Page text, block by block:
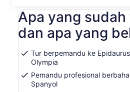
Apa yang
dan apa yang
Tur berpemandu ke
Olympia
Pemandu profesional
Spanyol